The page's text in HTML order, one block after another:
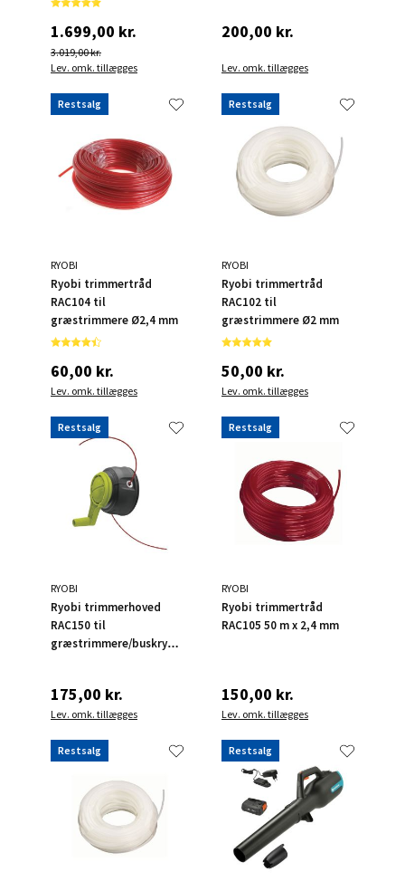
1.699,00 kr.
3.019,00 kr.
Lev. omk. tillægges
200,00 kr.
Lev. omk. tillægges
Restsalg
RYOBI
Ryobi trimmertråd
RAC104 til
græstrimmere Ø2,4 mm
60,00 kr.
Lev. omk. tillægges
Restsalg
RYOBI
Ryobi trimmertråd
RAC102 til
græstrimmere Ø2 mm
50,00 kr.
Lev. omk. tillægges
Restsalg
RYOBI
Ryobi trimmerhoved
RAC150 til
græstrimmere/buskryddere
175,00 kr.
Lev. omk. tillægges
Restsalg
RYOBI
Ryobi trimmertråd
RAC105 50 m x 2,4 mm
150,00 kr.
Lev. omk. tillægges
Restsalg Restsalg